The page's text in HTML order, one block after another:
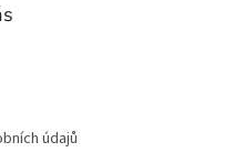
údajů